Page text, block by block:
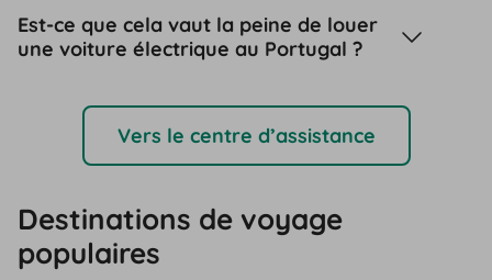
Est-ce que cela vaut la peine de louer
une voiture électrique au Portugal ?
Vers le centre d’assistance
Destinations de voyage
populaires